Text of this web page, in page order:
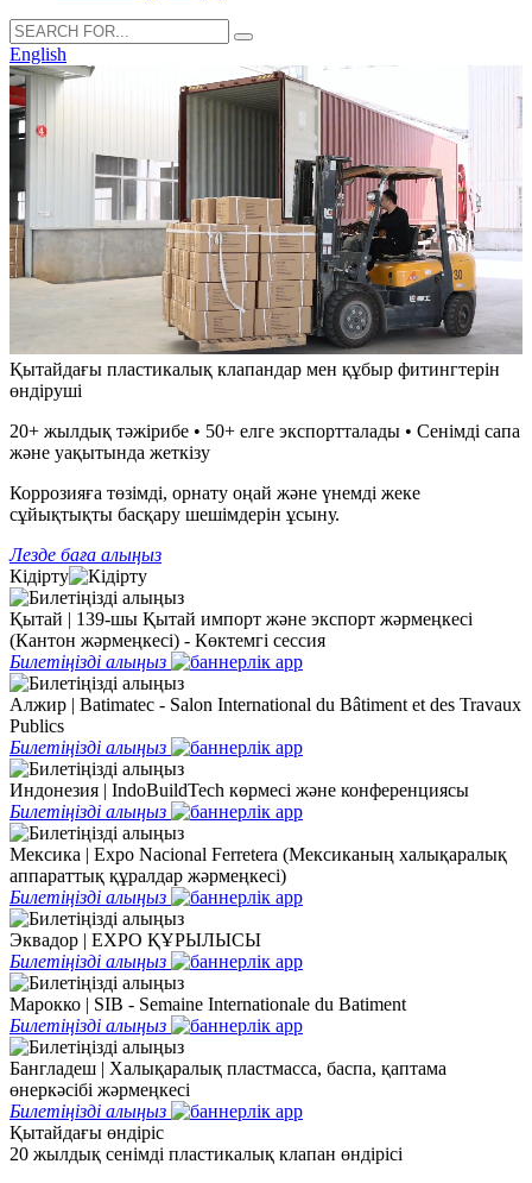
English
Қытайдағы пластикалық клапандар мен құбыр фитингтерін
өндіруші
20+ жылдық тәжірибе • 50+ елге экспортталады • Сенімді сапа
және уақытында жеткізу
Коррозияға төзімді, орнату оңай және үнемді жеке
сұйықтықты басқару шешімдерін ұсыну.
Лезде баға алыңыз
Кідірту
Қытай | 139-шы Қытай импорт және экспорт жәрмеңкесі
(Кантон жәрмеңкесі) - Көктемгі сессия
Билетіңізді алыңыз
Алжир | Batimatec - Salon International du Bâtiment et des Travaux
Publics
Билетіңізді алыңыз
Индонезия | IndoBuildTech көрмесі және конференциясы
Билетіңізді алыңыз
Мексика | Expo Nacional Ferretera (Мексиканың халықаралық
аппараттық құралдар жәрмеңкесі)
Билетіңізді алыңыз
Эквадор | EXPO ҚҰРЫЛЫСЫ
Билетіңізді алыңыз
Марокко | SIB - Semaine Internationale du Batiment
Билетіңізді алыңыз
Бангладеш | Халықаралық пластмасса, баспа, қаптама
өнеркәсібі жәрмеңкесі
Билетіңізді алыңыз
Қытайдағы өндіріс
20 жылдық сенімді пластикалық клапан өндірісі